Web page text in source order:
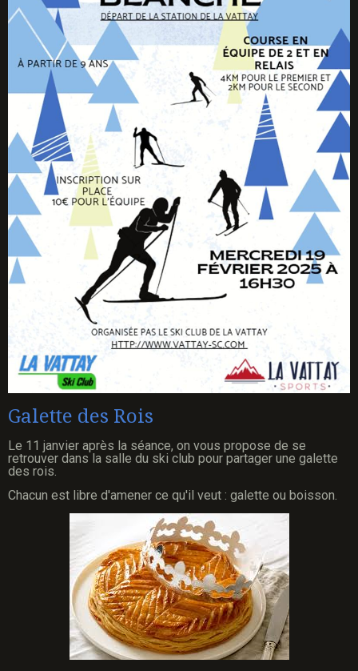
Galette des Rois
Le 11 janvier après la séance, on vous propose de se
retrouver dans la salle du ski club pour partager une galette
des rois.
Chacun est libre d'amener ce qu'il veut : galette ou boisson.